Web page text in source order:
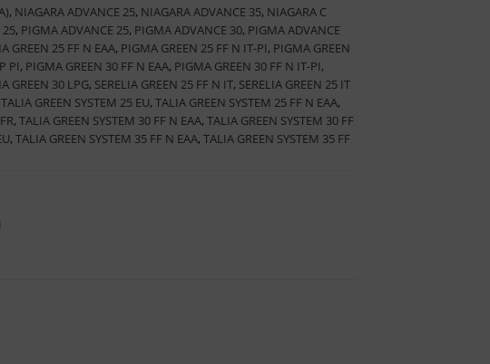
, NIAGARA ADVANCE 25, NIAGARA ADVANCE 35, NIAGARA C
25, PIGMA ADVANCE 25, PIGMA ADVANCE 30, PIGMA ADVANCE
GREEN 25 FF N EAA, PIGMA GREEN 25 FF N IT-PI, PIGMA GREEN
PI, PIGMA GREEN 30 FF N EAA, PIGMA GREEN 30 FF N IT-PI,
GREEN 30 LPG, SERELIA GREEN 25 FF N IT, SERELIA GREEN 25 IT
TALIA GREEN SYSTEM 25 EU, TALIA GREEN SYSTEM 25 FF N EAA,
, TALIA GREEN SYSTEM 30 FF N EAA, TALIA GREEN SYSTEM 30 FF
, TALIA GREEN SYSTEM 35 FF N EAA, TALIA GREEN SYSTEM 35 FF